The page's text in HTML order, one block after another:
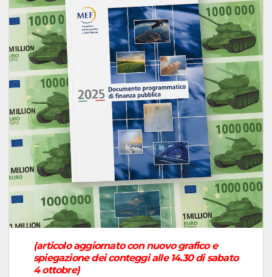
(articolo aggiornato con nuovo grafico e
spiegazione dei conteggi alle 14.30 di sabato
4 ottobre)